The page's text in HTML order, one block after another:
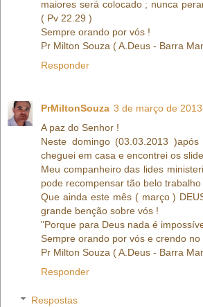
maiores será colocado ; nunca
( Pv 22.29 )
Sempre orando por vós !
Pr Milton Souza ( A.Deus - Barra
Responder
PrMiltonSouza 3 de março de
A paz do Senhor !
Neste domingo (03.03.2013
cheguei em casa e encontrei os
Meu companheiro das lides
pode recompensar tão belo trabalho .
Que ainda este mês ( março )
grande benção sobre vós !
"Porque para Deus nada é
Sempre orando por vós e crendo no
Pr Milton Souza ( A.Deus - Barra
Responder
Respostas